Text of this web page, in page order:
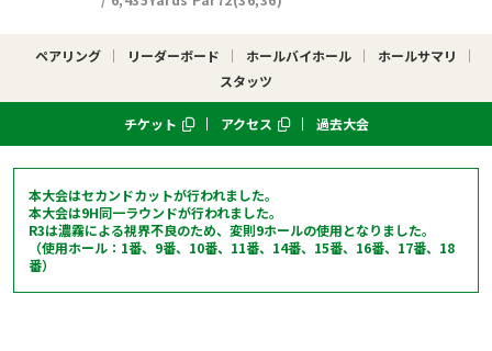
ペアリング リーダーボード ホールバイホール
ホールサマリ
スタッツ
チケット アクセス 過去大会
本大会はセカンドカットが行われました。
本大会は9H同一ラウンドが行われました。
R3は濃霧による視界不良のため、変則9ホールの使用となりました。
（使用ホール：1番、9番、10番、11番、14番、15番、16番、17番、18
番）